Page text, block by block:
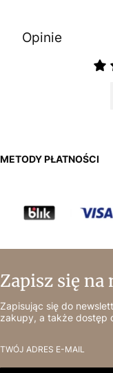
Opinie
METODY PŁATNOŚCI
Zapisz się
Zapisując się do
zakupy, a także dostęp
TWÓJ ADRES E-MAIL